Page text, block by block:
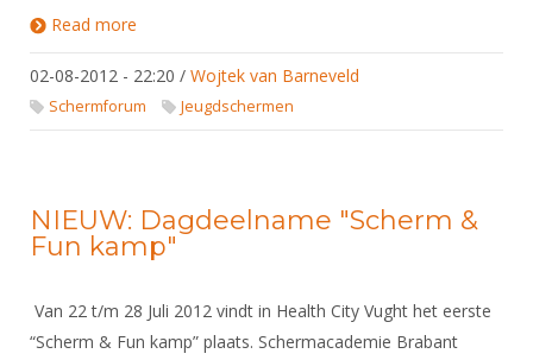
Read more
02-08-2012 - 22:20 / Wojtek van Barneveld
Schermforum Jeugdschermen
NIEUW: Dagdeelname "Scherm &
Fun kamp"
Van 22 t/m 28 Juli 2012 vindt in Health City Vught het eerste
“Scherm & Fun kamp” plaats. Schermacademie Brabant